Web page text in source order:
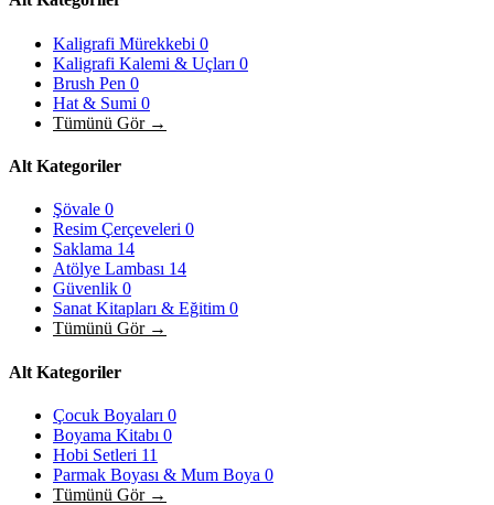
Kaligrafi Mürekkebi 0
Kaligrafi Kalemi & Uçları 0
Brush Pen 0
Hat & Sumi 0
Tümünü Gör →
Alt Kategoriler
Şövale 0
Resim Çerçeveleri 0
Saklama 14
Atölye Lambası 14
Güvenlik 0
Sanat Kitapları & Eğitim 0
Tümünü Gör →
Alt Kategoriler
Çocuk Boyaları 0
Boyama Kitabı 0
Hobi Setleri 11
Parmak Boyası & Mum Boya 0
Tümünü Gör →